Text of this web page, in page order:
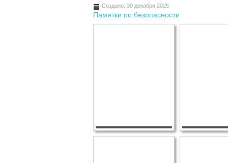
Создано: 30 декабря 2025
Памятки по безопасности